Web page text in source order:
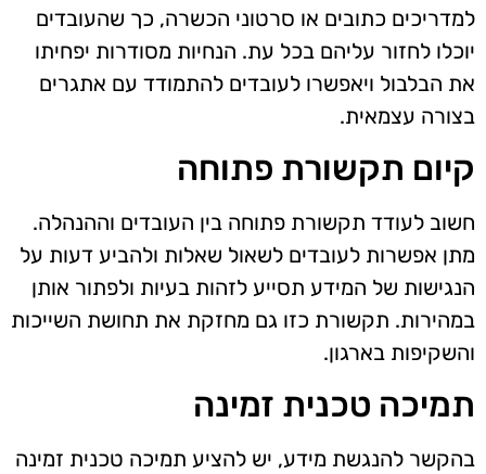
למדריכים כתובים או סרטוני הכשרה, כך שהעובדים
יוכלו לחזור עליהם בכל עת. הנחיות מסודרות יפחיתו
את הבלבול ויאפשרו לעובדים להתמודד עם אתגרים
בצורה עצמאית.
קיום תקשורת פתוחה
חשוב לעודד תקשורת פתוחה בין העובדים וההנהלה.
מתן אפשרות לעובדים לשאול שאלות ולהביע דעות על
הנגישות של המידע תסייע לזהות בעיות ולפתור אותן
במהירות. תקשורת כזו גם מחזקת את תחושת השייכות
והשקיפות בארגון.
תמיכה טכנית זמינה
בהקשר להנגשת מידע, יש להציע תמיכה טכנית זמינה